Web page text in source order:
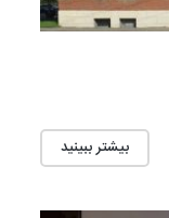
بیشتر ببینید